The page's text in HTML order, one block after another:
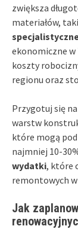
zwiększa
materiałów,
ekonomiczne
koszty
regionu oraz
Przygotuj się
warstw
które mogą
najmniej 10-
wydatki, które
remontowych
Jak